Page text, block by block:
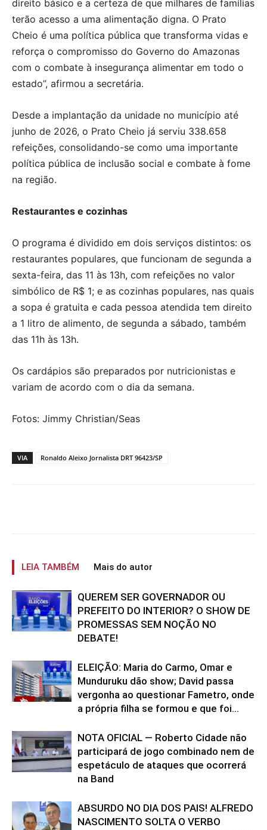
direito básico e a certeza de que milhares de famílias
terão acesso a uma alimentação digna. O Prato
Cheio é uma política pública que transforma vidas e
reforça o compromisso do Governo do Amazonas
com o combate à insegurança alimentar em todo o
estado”, afirmou a secretária.
Desde a implantação da unidade no município até
junho de 2026, o Prato Cheio já serviu 338.658
refeições, consolidando-se como uma importante
política pública de inclusão social e combate à fome
na região.
Restaurantes e cozinhas
O programa é dividido em dois serviços distintos: os
restaurantes populares, que funcionam de segunda a
sexta-feira, das 11 às 13h, com refeições no valor
simbólico de R$ 1; e as cozinhas populares, nas quais
a sopa é gratuita e cada pessoa atendida tem direito
a 1 litro de alimento, de segunda a sábado, também
das 11h às 13h.
Os cardápios são preparados por nutricionistas e
variam de acordo com o dia da semana.
Fotos: Jimmy Christian/Seas
VIA Ronaldo Aleixo Jornalista DRT 96423/SP
LEIA TAMBÉM Mais do autor
QUEREM SER GOVERNADOR OU
PREFEITO DO INTERIOR? O SHOW DE
PROMESSAS SEM NOÇÃO NO
DEBATE!
ELEIÇÃO: Maria do Carmo, Omar e
Munduruku dão show; David passa
vergonha ao questionar Fametro, onde
a própria filha se formou e que foi...
NOTA OFICIAL — Roberto Cidade não
participará de jogo combinado nem de
espetáculo de ataques que ocorrerá
na Band
ABSURDO NO DIA DOS PAIS! ALFREDO
NASCIMENTO SOLTA O VERBO